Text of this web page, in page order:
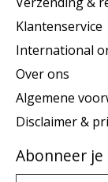
Klantenservice
International
Over ons
Algemene
Disclaimer &
Abonneer